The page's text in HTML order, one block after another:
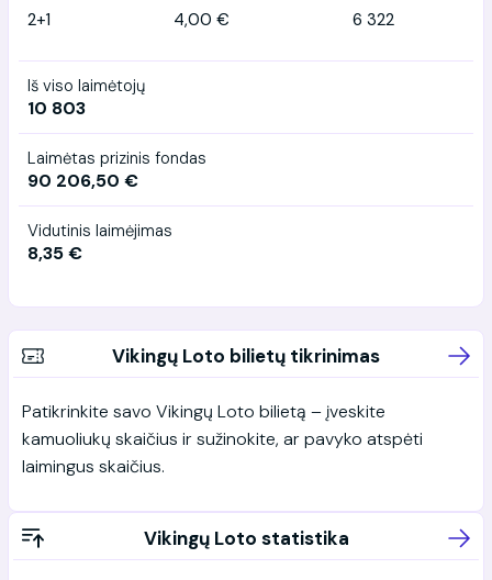
2+1 4,00 € 6 322
Iš viso laimėtojų
10 803
Laimėtas prizinis fondas
90 206,50 €
Vidutinis laimėjimas
8,35 €
Vikingų Loto bilietų tikrinimas
Patikrinkite savo Vikingų Loto bilietą – įveskite
kamuoliukų skaičius ir sužinokite, ar pavyko atspėti
laimingus skaičius.
Vikingų Loto statistika